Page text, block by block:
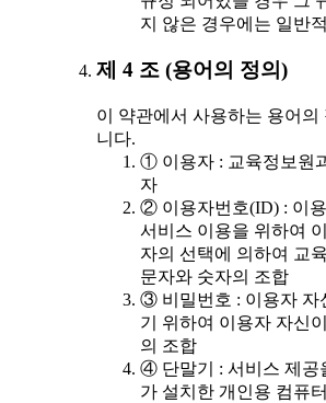
지 않은 경우에는 일반
제 4 조 (용어의 정의)
이 약관에서 사용하는 용어의
니다.
① 이용자 : 교육정보원
자
② 이용자번호(ID) : 이
서비스 이용을 위하여
자의 선택에 의하여 교
문자와 숫자의 조합
③ 비밀번호 : 이용자 자
기 위하여 이용자 자신
의 조합
④ 단말기 : 서비스 제공
가 설치한 개인용 컴퓨